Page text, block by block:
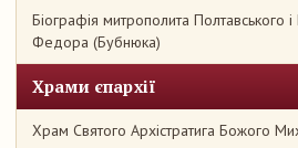
Біографія митрополита Полтавського
Федора (Бубнюка)
Храми єпархії
Храм Святого Архістратига Божого